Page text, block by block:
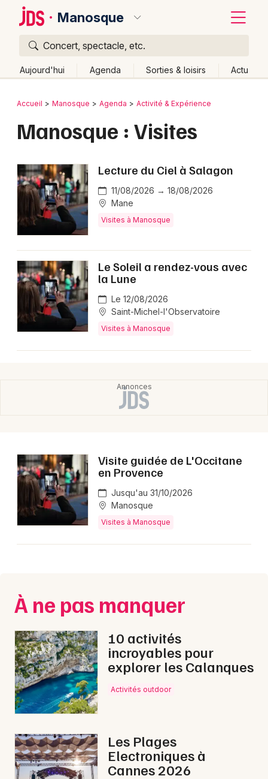
Manosque
Concert, spectacle, etc.
Aujourd'hui Agenda Sorties & loisirs Actu
Publier un événement
Grands événements
Activité & Expérience
Manifestations
Foires & salons
Spectacles
Concerts
Sports
Sorties & loisirs
Visites dans les Alpes de Hautes-Provence
Visites en Provence-Alpes-Côte-d'Azur
Actus à Manosque
Magazine à Manosque
Bordeaux
Lille
Lyon
Marseille
Mulhouse
Montpellier
Nantes
Nice
Paris
Retour
Accueil Manosque Agenda Activité & Expérience
Manosque : Visites
Lecture du Ciel à Salagon
11/08/2026 → 18/08/2026
Mane
Visites à Manosque
Le Soleil a rendez-vous avec
la Lune
Le 12/08/2026
Saint-Michel-l'Observatoire
Visites à Manosque
Visite guidée de L'Occitane
en Provence
Jusqu'au 31/10/2026
Manosque
Visites à Manosque
À ne pas manquer
10 activités
incroyables pour
explorer les Calanques
Activités outdoor
Les Plages
Electroniques à
Cannes 2026
Quoi ?
Où ?
Alpes de Hautes-Provence (04)
Changer de lieu
Quand ?
Effacer les dates
Aujourd'hui
Demain Ce week-end